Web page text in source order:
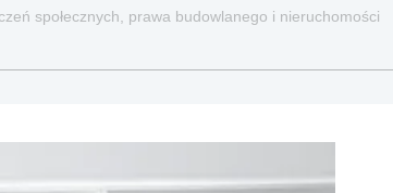
społecznych, prawa budowlanego i nieruchomości